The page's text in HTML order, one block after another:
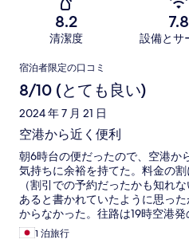
8.2
清潔度
7.8
設備とサ
口
コ
ミ
宿泊者限定の口コミ
8/10 (とても良い)
2024 年 7 月 21 日
空港から近く便利
朝6時台の便だったので、空港か
気持ちに余裕を持てた。料金の
（割引での予約だったかも知れ
あると書かれていたように思っ
からなかった。往路は19時空港
停から2分程度。朝はタクシー予
ず、受付に行ってから呼ぶとのこ
1 泊旅行